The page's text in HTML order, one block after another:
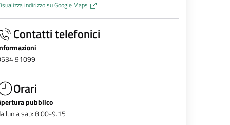
indirizzo su Google Maps
Contatti telefonici
91099
Orari
pubblico
lun a sab: 8.00-9.15